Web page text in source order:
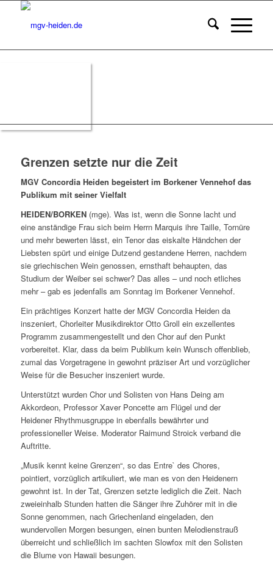
Grenzen setzte nur die Zeit
MGV Concordia Heiden begeistert im Borkener Vennehof das
Publikum mit seiner Vielfalt
HEIDEN/BORKEN(mge). Was ist, wenn die Sonne lacht und
eine anständige Frau sich beim Herrn Marquis ihre Taille, Tornüre
und mehr bewerten lässt, ein Tenor das eiskalte Händchen der
Liebsten spürt und einige Dutzend gestandene Herren, nachdem
sie griechischen Wein genossen, ernsthaft behaupten, das
Studium der Weiber sei schwer? Das alles – und noch etliches
mehr – gab es jedenfalls am Sonntag im Borkener Vennehof.
Ein prächtiges Konzert hatte der MGV Concordia Heiden da
inszeniert, Chorleiter Musikdirektor Otto Groll ein exzellentes
Programm zusammengestellt und den Chor auf den Punkt
vorbereitet. Klar, dass da beim Publikum kein Wunsch offenblieb,
zumal das Vorgetragene in gewohnt präziser Art und vorzüglicher
Weise für die Besucher inszeniert wurde.
Unterstützt wurden Chor und Solisten von Hans Deing am
Akkordeon, Professor Xaver Poncette am Flügel und der
Heidener Rhythmusgruppe in ebenfalls bewährter und
professioneller Weise. Moderator Raimund Stroick verband die
Auftritte.
„Musik kennt keine Grenzen“, so das Entre` des Chores,
pointiert, vorzüglich artikuliert, wie man es von den Heidenern
gewohnt ist. In der Tat, Grenzen setzte lediglich die Zeit. Nach
zweieinhalb Stunden hatten die Sänger ihre Zuhörer mit in die
Sonne genommen, nach Griechenland eingeladen, den
wundervollen Morgen besungen, einen bunten Melodienstrauß
überreicht und schließlich im sachten Slowfox mit den Solisten
die Blume von Hawaii besungen.